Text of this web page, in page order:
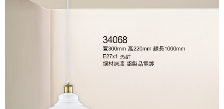
３．未成年的使用者請事先徵得法定代理人或監護人之同意方可使用
時審查核予不同之上限額度；若仍有額度不足之情形，本公司將視審查結果
５．嚴禁一人註冊多個帳號或使用他人資訊註冊。若發現惡意使用之情形，
恩沛科技股份有限公司將有權停止該用戶之使用額度並採取法律行動。